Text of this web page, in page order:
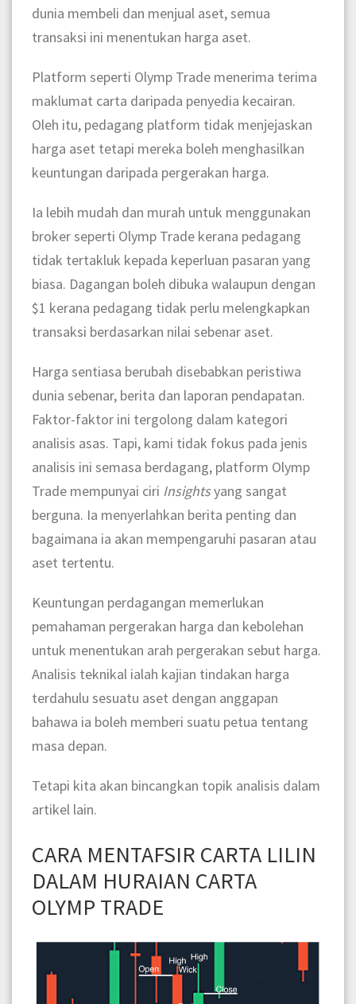
dunia membeli dan menjual aset, semua
transaksi ini menentukan harga aset.
Platform seperti Olymp Trade menerima terima
maklumat carta daripada penyedia kecairan.
Oleh itu, pedagang platform tidak menjejaskan
harga aset tetapi mereka boleh menghasilkan
keuntungan daripada pergerakan harga.
Ia lebih mudah dan murah untuk menggunakan
broker seperti Olymp Trade kerana pedagang
tidak tertakluk kepada keperluan pasaran yang
biasa. Dagangan boleh dibuka walaupun dengan
$1 kerana pedagang tidak perlu melengkapkan
transaksi berdasarkan nilai sebenar aset.
Harga sentiasa berubah disebabkan peristiwa
dunia sebenar, berita dan laporan pendapatan.
Faktor-faktor ini tergolong dalam kategori
analisis asas. Tapi, kami tidak fokus pada jenis
analisis ini semasa berdagang, platform Olymp
Trade mempunyai ciri Insightsyang sangat
berguna. Ia menyerlahkan berita penting dan
bagaimana ia akan mempengaruhi pasaran atau
aset tertentu.
Keuntungan perdagangan memerlukan
pemahaman pergerakan harga dan kebolehan
untuk menentukan arah pergerakan sebut harga.
Analisis teknikal ialah kajian tindakan harga
terdahulu sesuatu aset dengan anggapan
bahawa ia boleh memberi suatu petua tentang
masa depan.
Tetapi kita akan bincangkan topik analisis dalam
artikel lain.
CARA MENTAFSIR CARTA LILIN
DALAM HURAIAN CARTA
OLYMP TRADE